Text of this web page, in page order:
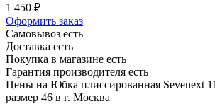
1 450 ₽
Оформить заказ
Самовывоз есть
Доставка есть
Покупка в магазине есть
Гарантия производителя есть
Цены на Юбка плиссированная Sevenext
размер 46 в г. Москва